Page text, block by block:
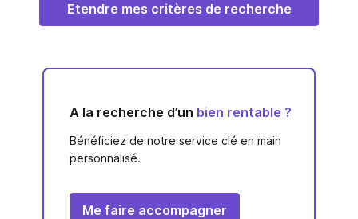
Etendre mes critères de recherche
A la recherche d’un bien rentable ?
Bénéficiez de notre service clé en main
personnalisé.
Me faire accompagner